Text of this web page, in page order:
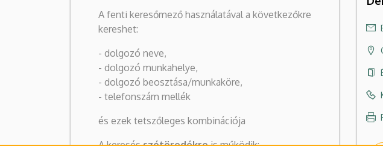
A fenti keresőmező használatával a következőkre
kereshet:
- dolgozó neve,
- dolgozó munkahelye,
- dolgozó beosztása/munkaköre,
- telefonszám mellék
és ezek tetszőleges kombinációja
A keresésszótöredékreis működik: